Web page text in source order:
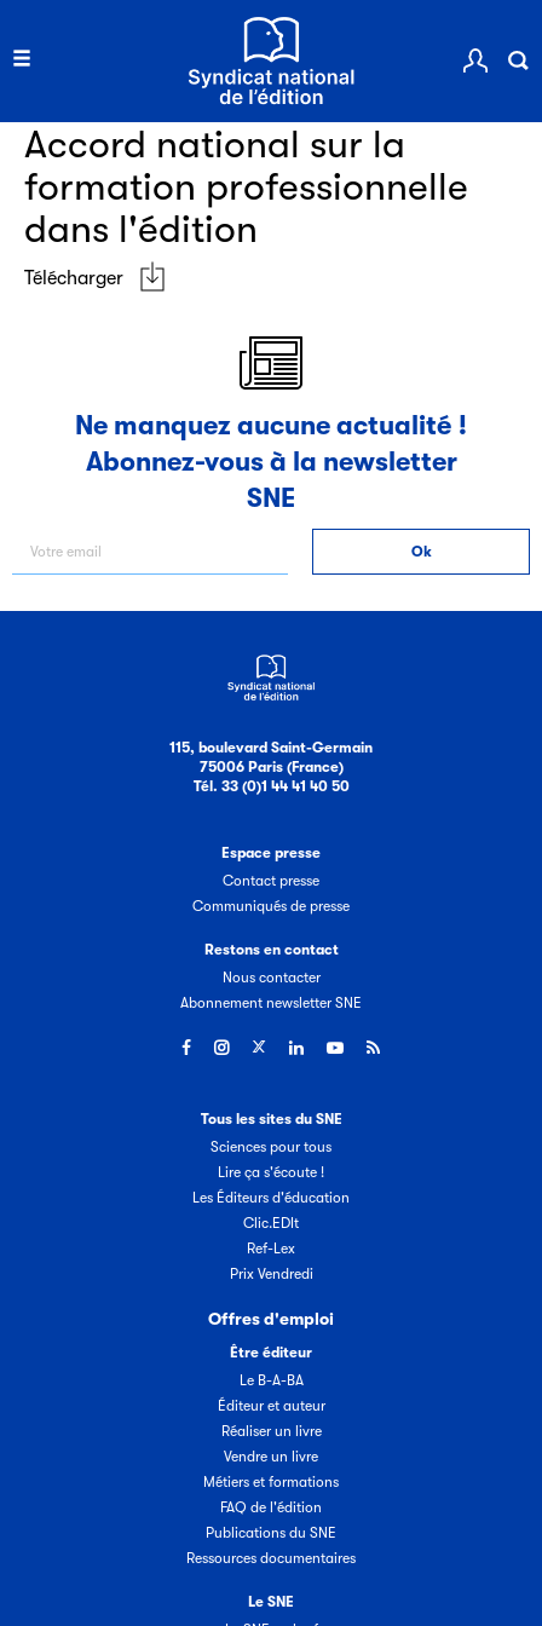
Accord national sur la
formation professionnelle
dans l'édition
Télécharger
Ne manquez aucune actualité !
Abonnez-vous à la newsletter
SNE
115, boulevard Saint-Germain
75006 Paris (France)
Tél. 33 (0)1 44 41 40 50
Espace presse
Contact presse
Communiqués de presse
Restons en contact
Nous contacter
Abonnement newsletter SNE
Tous les sites du SNE
Sciences pour tous
Lire ça s'écoute !
Les Éditeurs d'éducation
Clic.EDIt
Ref-Lex
Prix Vendredi
Offres d'emploi
Être éditeur
Le B-A-BA
Éditeur et auteur
Réaliser un livre
Vendre un livre
Métiers et formations
FAQ de l'édition
Publications du SNE
Ressources documentaires
Le SNE
Clic.EDIt, pour faciliter les échanges informatisés entre
tous les acteurs de la filière de la fabrication de livres.
Le jeu de lecture à voix haute gratuit et ouvert à tous les
enfants de CM1 et de CM2.
Partenaire
Filéas est une plateforme en ligne destinée à l’ensemble
des acteurs de la filière du livre. Suivez les ventes de vos